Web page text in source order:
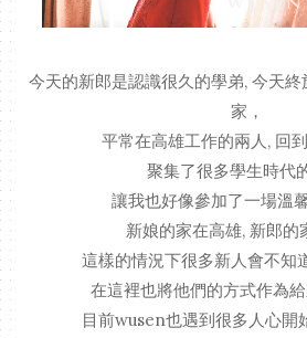
今天的新郎是認識很久的學弟, 今天
家，
平常在高雄工作的兩人, 回
聚集了很多學生時代
讓我也好像參加了一場溫
新娘的家在高雄, 新郎的
這樣的情況下很多新人會不知
在這裡也將他們的方式作為給
目前wusen也遇到很多人心開